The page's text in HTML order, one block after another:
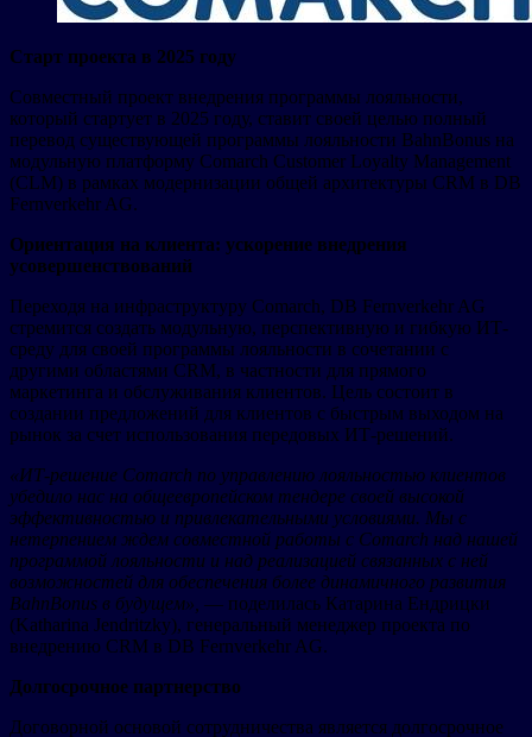
Старт проекта в 2025 году
Совместный проект внедрения программы лояльности,
который стартует в 2025 году, ставит своей целью полный
перевод существующей программы лояльности BahnBonus на
модульную платформу Comarch Customer Loyalty Management
(CLM) в рамках модернизации общей архитектуры CRM в DB
Fernverkehr AG.
Ориентация на клиента: ускорение внедрения
усовершенствований
Переходя на инфраструктуру Comarch, DB Fernverkehr AG
стремится создать модульную, перспективную и гибкую ИТ-
среду для своей программы лояльности в сочетании с
другими областями CRM, в частности для прямого
маркетинга и обслуживания клиентов. Цель состоит в
создании предложений для клиентов с быстрым выходом на
рынок за счет использования передовых ИТ-решений.
«ИТ-решение Comarch по управлению лояльностью клиентов
убедило нас на общеевропейском тендере своей высокой
эффективностью и привлекательными условиями. Мы с
нетерпением ждем совместной работы с Comarch над нашей
программой лояльности и над реализацией связанных с ней
возможностей для обеспечения более динамичного развития
BahnBonus в будущем», — поделилась Катарина Ендрицки
(Katharina Jendritzky), генеральный менеджер проекта по
внедрению CRM в DB Fernverkehr AG.
Долгосрочное партнерство
Договорной основой сотрудничества является долгосрочное